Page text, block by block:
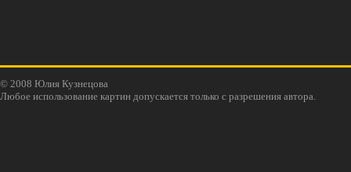
© 2008 Юлия Кузнецова
Любое использование картин допускается только с разрешения автора.